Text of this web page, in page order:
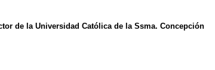
de la Universidad Católica de la Ssma. Concepción